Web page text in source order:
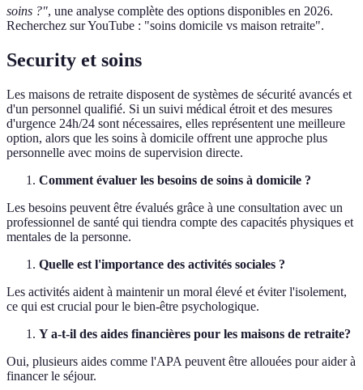
soins ?", une analyse complète des options disponibles en 2026.
Recherchez sur YouTube : "soins domicile vs maison retraite".
Security et soins
Les maisons de retraite disposent de systèmes de sécurité avancés et
d'un personnel qualifié. Si un suivi médical étroit et des mesures
d'urgence 24h/24 sont nécessaires, elles représentent une meilleure
option, alors que les soins à domicile offrent une approche plus
personnelle avec moins de supervision directe.
Comment évaluer les besoins de soins à domicile ?
Les besoins peuvent être évalués grâce à une consultation avec un
professionnel de santé qui tiendra compte des capacités physiques et
mentales de la personne.
Quelle est l'importance des activités sociales ?
Les activités aident à maintenir un moral élevé et éviter l'isolement,
ce qui est crucial pour le bien-être psychologique.
Y a-t-il des aides financières pour les maisons de retraite?
Oui, plusieurs aides comme l'APA peuvent être allouées pour aider à
financer le séjour.